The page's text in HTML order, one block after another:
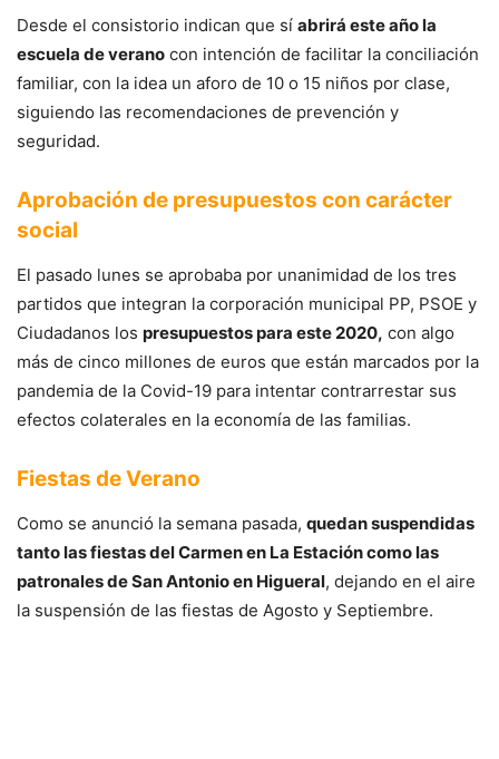
Desde el consistorio indican que sí abrirá este año la
escuela de verano con intención de facilitar la conciliación
familiar, con la idea un aforo de 10 o 15 niños por clase,
siguiendo las recomendaciones de prevención y
seguridad.
Aprobación de presupuestos con carácter
social
El pasado lunes se aprobaba por unanimidad de los tres
partidos que integran la corporación municipal PP, PSOE y
Ciudadanos los presupuestos para este 2020, con algo
más de cinco millones de euros que están marcados por la
pandemia de la Covid-19 para intentar contrarrestar sus
efectos colaterales en la economía de las familias.
Fiestas de Verano
Como se anunció la semana pasada, quedan suspendidas
tanto las fiestas del Carmen en La Estación como las
patronales de San Antonio en Higueral, dejando en el aire
la suspensión de las fiestas de Agosto y Septiembre.